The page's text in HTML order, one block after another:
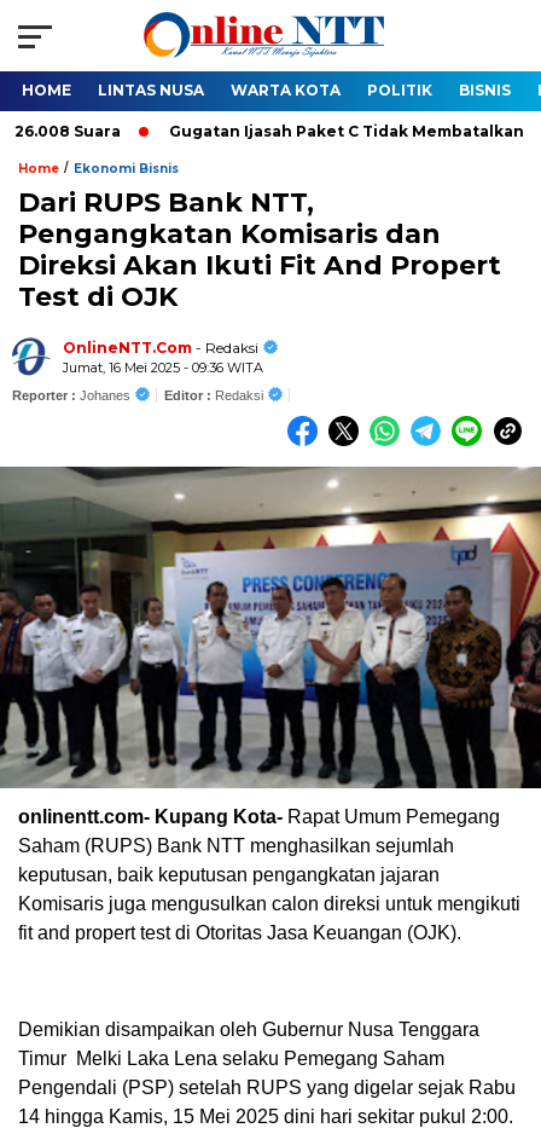
HOME LINTAS NUSA WARTA KOTA POLITIK BISNIS
Suara Gugatan Ijasah Paket C Tidak Membatalkan
Home / Ekonomi Bisnis
Dari RUPS Bank NTT,
Pengangkatan Komisaris dan
Direksi Akan Ikuti Fit And Propert
Test di OJK
OnlineNTT.Com - Redaksi
Jumat, 16 Mei 2025 - 09:36 WITA
Reporter : Johanes Editor : Redaksi
onlinentt.com- Kupang Kota- Rapat Umum Pemegang
Saham (RUPS) Bank NTT menghasilkan sejumlah
keputusan, baik keputusan pengangkatan jajaran
Komisaris juga mengusulkan calon direksi untuk mengikuti
fit and propert test di Otoritas Jasa Keuangan (OJK).
Demikian disampaikan oleh Gubernur Nusa Tenggara
Timur Melki Laka Lena selaku Pemegang Saham
Pengendali (PSP) setelah RUPS yang digelar sejak Rabu
14 hingga Kamis, 15 Mei 2025 dini hari sekitar pukul 2:00.